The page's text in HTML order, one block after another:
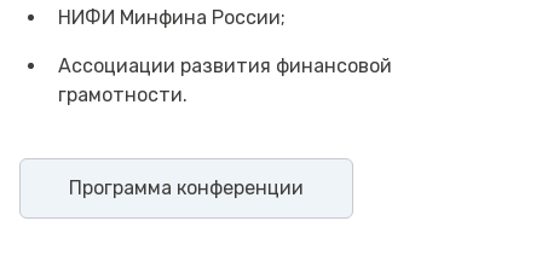
НИФИ Минфина России;
Ассоциации развития финансовой
грамотности.
Программа конференции